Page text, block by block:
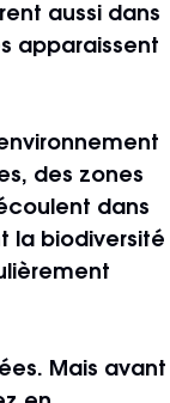
aussi dans
apparaissent
des zones
dans
la biodiversité
Mais avant